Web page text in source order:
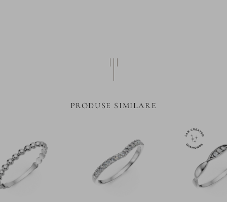
PRODUSE SIMILARE